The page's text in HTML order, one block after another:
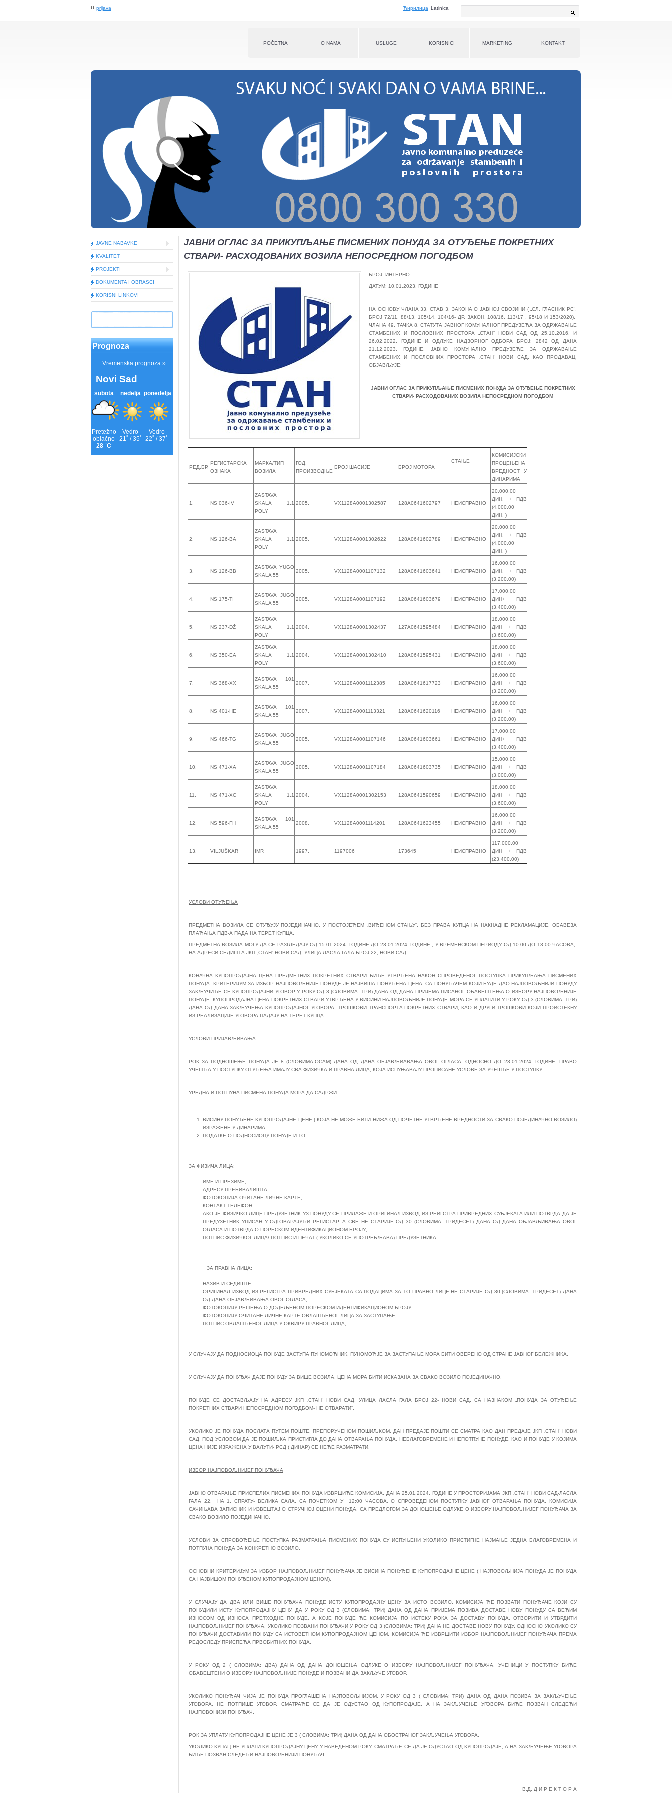
Pretraga
Ћирилица Latinica
POČETNA O NAMA USLUGE KORISNICI MARKETING KONTAKT
prijava
ЈАВНИ ОГЛАС ЗА ПРИКУПЉАЊЕ ПИСМЕНИХ ПОНУДА ЗА ОТУЂЕЊЕ ПОКРЕТНИХ
СТВАРИ- РАСХОДОВАНИХ ВОЗИЛА НЕПОСРЕДНОМ ПОГОДБОМ
БРОЈ: ИНТЕРНО
ДАТУМ: 10.01.2023. ГОДИНЕ
НА ОСНОВУ ЧЛАНА 33. СТАВ 3. ЗАКОНА О ЈАВНОЈ СВОЈИНИ ( „СЛ. ГЛАСНИК РС“,
БРОЈ 72/11, 88/13, 105/14, 104/16- ДР. ЗАКОН, 108/16, 113/17 , 95/18 И 153/2020),
ЧЛАНА 49. ТАЧКА 8. СТАТУТА ЈАВНОГ КОМУНАЛНОГ ПРЕДУЗЕЋА ЗА ОДРЖАВАЊЕ
СТАМБЕНИХ И ПОСЛОВНИХ ПРОСТОРА „СТАН“ НОВИ САД ОД 25.10.2016. И
26.02.2022. ГОДИНЕ И ОДЛУКЕ НАДЗОРНОГ ОДБОРА БРОЈ: 2842 ОД ДАНА
21.12.2023. ГОДИНЕ, ЈАВНО КОМУНАЛНО ПРЕДУЗЕЋЕ ЗА ОДРЖАВАЊЕ
СТАМБЕНИХ И ПОСЛОВНИХ ПРОСТОРА „СТАН“ НОВИ САД, КАО ПРОДАВАЦ,
ОБЈАВЉУЈЕ:
ЈАВНИ ОГЛАС ЗА ПРИКУПЉАЊЕ ПИСМЕНИХ ПОНУДА ЗА ОТУЂЕЊЕ ПОКРЕТНИХ
СТВАРИ- РАСХОДОВАНИХ ВОЗИЛА НЕПОСРЕДНОМ ПОГОДБОМ
РЕД.БР.
РЕГИСТАРСКА
ОЗНАКА
МАРКА/ТИП
ВОЗИЛА
ГОД.
ПРОИЗВОДЊЕ
БРОЈ ШАСИЈЕ БРОЈ МОТОРА
СТАЊЕ
КОМИСИЈСКИ
ПРОЦЕЊЕНА
ВРЕДНОСТ У
ДИНАРИМА
1. NS 036-IV
ZASTAVA
SKALA 1.1
POLY
2005. VX1128A0001302587 128А0641602797 НЕИСПРАВНО
20.000,00
ДИН. + ПДВ
(4.000,00
ДИН. )
2. NS 126-BA
ZASTAVA
SKALA 1.1
POLY
2005. VX1128A0001302622 128А0641602789 НЕИСПРАВНО
20.000,00
ДИН. + ПДВ
(4.000,00
ДИН. )
3. NS 126-BB
ZASTAVA YUGO
SKALA 55
2005. VX1128A0001107132 128А0641603641 НЕИСПРАВНО
16.000,00
ДИН. + ПДВ
(3.200,00)
4. NS 175-TI
ZASTAVA JUGO
SKALA 55
2005. VX1128A0001107192 128А0641603679 НЕИСПРАВНО
17.000,00
ДИН+ ПДВ
(3.400,00)
5. NS 237-DŽ
ZASTAVA
SKALA 1.1
POLY
2004. VX1128A0001302437 127А0641595484 НЕИСПРАВНО
18.000,00
ДИН + ПДВ
(3.600,00)
6. NS 350-EA
ZASTAVA
SKALA 1.1
POLY
2004. VX1128A0001302410 128А0641595431 НЕИСПРАВНО
18.000,00
ДИН + ПДВ
(3.600,00)
7. NS 368-XX
ZASTAVA 101
SKALA 55
2007. VX1128A0001112385 128А0641617723 НЕИСПРАВНО
16.000,00
ДИН + ПДВ
(3.200,00)
8. NS 401-HE
ZASTAVA 101
SKALA 55
2007. VX1128A0001113321 128А0641620116 НЕИСПРАВНО
16.000,00
ДИН + ПДВ
(3.200,00)
9. NS 466-TG
ZASTAVA JUGO
SKALA 55
2005. VX1128A0001107146 128А0641603661 НЕИСПРАВНО
17.000,00
ДИН+ ПДВ
(3.400,00)
10. NS 471-XA
ZASTAVA JUGO
SKALA 55
2005. VX1128A0001107184 128А0641603735 НЕИСПРАВНО
15.000,00
ДИН + ПДВ
(3.000,00)
11. NS 471-XC
ZASTAVA
SKALA 1.1
POLY
2004. VX1128A0001302153 128А0641590659 НЕИСПРАВНО
18.000,00
ДИН + ПДВ
(3.600,00)
12. NS 596-FH
ZASTAVA 101
SKALA 55
2008. VX1128A0001114201 128А0641623455 НЕИСПРАВНО
16.000,00
ДИН + ПДВ
(3.200,00)
13. VILJUŠKAR IMR 1997. 1197006 173645 НЕИСПРАВНО
117.000,00
ДИН + ПДВ
(23.400,00)
УСЛОВИ ОТУЂЕЊА
ПРЕДМЕТНА ВОЗИЛА СЕ ОТУЂУЈУ ПОЈЕДИНАЧНО, У ПОСТОЈЕЋЕМ „ВИЂЕНОМ СТАЊУ“, БЕЗ ПРАВА КУПЦА НА НАКНАДНЕ РЕКЛАМАЦИЈЕ. ОБАВЕЗА
ПЛАЋАЊА ПДВ-А ПАДА НА ТЕРЕТ КУПЦА.
ПРЕДМЕТНА ВОЗИЛА МОГУ ДА СЕ РАЗГЛЕДАЈУ ОД 15.01.2024. ГОДИНЕ ДО 23.01.2024. ГОДИНЕ , У ВРЕМЕНСКОМ ПЕРИОДУ ОД 10:00 ДО 13:00 ЧАСОВА,
НА АДРЕСИ СЕДИШТА ЈКП „СТАН“ НОВИ САД, УЛИЦА ЛАСЛА ГАЛА БРОЈ 22, НОВИ САД.
КОНАЧНА КУПОПРОДАЈНА ЦЕНА ПРЕДМЕТНИХ ПОКРЕТНИХ СТВАРИ БИЋЕ УТВРЂЕНА НАКОН СПРОВЕДЕНОГ ПОСТУПКА ПРИКУПЉАЊА ПИСМЕНИХ
ПОНУДА. КРИТЕРИЈУМ ЗА ИЗБОР НАЈПОВОЉНИЈЕ ПОНУДЕ ЈЕ НАЈВИША ПОНУЂЕНА ЦЕНА. СА ПОНУЂАЧЕМ КОЈИ БУДЕ ДАО НАЈПОВОЉНИЈИ ПОНУДУ
ЗАКЉУЧИЋЕ СЕ КУПОПРОДАЈНИ УГОВОР У РОКУ ОД 3 (СЛОВИМА: ТРИ) ДАНА ОД ДАНА ПРИЈЕМА ПИСАНОГ ОБАВЕШТЕЊА О ИЗБОРУ НАЈПОВОЉНИЈЕ
ПОНУДЕ. КУПОПРОДАЈНА ЦЕНА ПОКРЕТНИХ СТВАРИ УТВРЂЕНА У ВИСИНИ НАЈПОВОЉНИЈЕ ПОНУДЕ МОРА СЕ УПЛАТИТИ У РОКУ ОД 3 (СЛОВИМА: ТРИ)
ДАНА ОД ДАНА ЗАКЉУЧЕЊА КУПОПРОДАЈНОГ УГОВОРА. ТРОШКОВИ ТРАНСПОРТА ПОКРЕТНИХ СТВАРИ, КАО И ДРУГИ ТРОШКОВИ КОЈИ ПРОИСТЕКНУ
ИЗ РЕАЛИЗАЦИЈЕ УГОВОРА ПАДАЈУ НА ТЕРЕТ КУПЦА.
УСЛОВИ ПРИЈАВЉИВАЊА
РОК ЗА ПОДНОШЕЊЕ ПОНУДА ЈЕ 8 (СЛОВИМА:ОСАМ) ДАНА ОД ДАНА ОБЈАВЉИАВАЊА ОВОГ ОГЛАСА, ОДНОСНО ДО 23.01.2024. ГОДИНЕ. ПРАВО
УЧЕШЋА У ПОСТУПКУ ОТУЂЕЊА ИМАЈУ СВА ФИЗИЧКА И ПРАВНА ЛИЦА, КОЈА ИСПУЊАВАЈУ ПРОПИСАНЕ УСЛОВЕ ЗА УЧЕШЋЕ У ПОСТУПКУ.
УРЕДНА И ПОТПУНА ПИСМЕНА ПОНУДА МОРА ДА САДРЖИ:
ВИСИНУ ПОНУЂЕНЕ КУПОПРОДАЈНЕ ЦЕНЕ ( КОЈА НЕ МОЖЕ БИТИ НИЖА ОД ПОЧЕТНЕ УТВРЂЕНЕ ВРЕДНОСТИ ЗА СВАКО ПОЈЕДИНАЧНО ВОЗИЛО)
ИЗРАЖЕНЕ У ДИНАРИМА;
ПОДАТКЕ О ПОДНОСИОЦУ ПОНУДЕ И ТО:
ЗА ФИЗИЧА ЛИЦА:
ИМЕ И ПРЕЗИМЕ;
АДРЕСУ ПРЕБИВАЛИШТА;
ФОТОКОПИЈА ОЧИТАНЕ ЛИЧНЕ КАРТЕ;
КОНТАКТ ТЕЛЕФОН;
АКО ЈЕ ФИЗИЧКО ЛИЦЕ ПРЕДУЗЕТНИК УЗ ПОНУДУ СЕ ПРИЛАЖЕ И ОРИГИНАЛ ИЗВОД ИЗ РЕИГСТРА ПРИВРЕДНИХ СУБЈЕКАТА ИЛИ ПОТВРДА ДА ЈЕ
ПРЕДУЗЕТНИК УПИСАН У ОДГОВАРАЈУЋИ РЕГИСТАР, А СВЕ НЕ СТАРИЈЕ ОД 30 (СЛОВИМА: ТРИДЕСЕТ) ДАНА ОД ДАНА ОБЈАВЉИВАЊА ОВОГ
ОГЛАСА И ПОТВРДА О ПОРЕСКОМ ИДЕНТИФИКАЦИОНОМ БРОЈУ;
ПОТПИС ФИЗИЧКОГ ЛИЦА/ ПОТПИС И ПЕЧАТ ( УКОЛИКО СЕ УПОТРЕБЉАВА) ПРЕДУЗЕТНИКА;
ЗА ПРАВНА ЛИЦА:
НАЗИВ И СЕДИШТЕ;
ОРИГИНАЛ ИЗВОД ИЗ РЕГИСТРА ПРИВРЕДНИХ СУБЈЕКАТА СА ПОДАЦИМА ЗА ТО ПРАВНО ЛИЦЕ НЕ СТАРИЈЕ ОД 30 (СЛОВИМА: ТРИДЕСЕТ) ДАНА
ОД ДАНА ОБЈАВЉИВАЊА ОВОГ ОГЛАСА;
ФОТОКОПИЈУ РЕШЕЊА О ДОДЕЉЕНОМ ПОРЕСКОМ ИДЕНТИФИКАЦИОНОМ БРОЈУ;
ФОТОКОПИЈУ ОЧИТАНЕ ЛИЧНЕ КАРТЕ ОВЛАШЋЕНОГ ЛИЦА ЗА ЗАСТУПАЊЕ;
ПОТПИС ОВЛАШЋЕНОГ ЛИЦА У ОКВИРУ ПРАВНОГ ЛИЦА;
У СЛУЧАЈУ ДА ПОДНОСИОЦА ПОНУДЕ ЗАСТУПА ПУНОМОЋНИК, ПУНОМОЋЈЕ ЗА ЗАСТУПАЊЕ МОРА БИТИ ОВЕРЕНО ОД СТРАНЕ ЈАВНОГ БЕЛЕЖНИКА.
У СЛУЧАЈУ ДА ПОНУЂАЧ ДАЈЕ ПОНУДУ ЗА ВИШЕ ВОЗИЛА, ЦЕНА МОРА БИТИ ИСКАЗАНА ЗА СВАКО ВОЗИЛО ПОЈЕДИНАЧНО.
ПОНУДЕ СЕ ДОСТАВЉАЈУ НА АДРЕСУ ЈКП „СТАН“ НОВИ САД, УЛИЦА ЛАСЛА ГАЛА БРОЈ 22- НОВИ САД, СА НАЗНАКОМ „ПОНУДА ЗА ОТУЂЕЊЕ
ПОКРЕТНИХ СТВАРИ НЕПОСРЕДНОМ ПОГОДБОМ- НЕ ОТВАРАТИ“.
УКОЛИКО ЈЕ ПОНУДА ПОСЛАТА ПУТЕМ ПОШТЕ, ПРЕПОРУЧЕНОМ ПОШИЉКОМ, ДАН ПРЕДАЈЕ ПОШТИ СЕ СМАТРА КАО ДАН ПРЕДАЈЕ ЈКП „СТАН“ НОВИ
САД, ПОД УСЛОВОМ ДА ЈЕ ПОШИЉКА ПРИСТИГЛА ДО ДАНА ОТВАРАЊА ПОНУДА. НЕБЛАГОВРЕМЕНЕ И НЕПОТПУНЕ ПОНУДЕ, КАО И ПОНУДЕ У КОЈИМА
ЦЕНА НИЈЕ ИЗРАЖЕНА У ВАЛУТИ- РСД ( ДИНАР) СЕ НЕЋЕ РАЗМАТРАТИ.
ИЗБОР НАЈПОВОЉНИЈЕГ ПОНУЂАЧА
ЈАВНО ОТВАРАЊЕ ПРИСПЕЛИХ ПИСМЕНИХ ПОНУДА ИЗВРШИЋЕ КОМИСИЈА, ДАНА 25.01.2024. ГОДИНЕ У ПРОСТОРИЈАМА ЈКП „СТАН“ НОВИ САД-ЛАСЛА
ГАЛА 22, НА 1. СПРАТУ- ВЕЛИКА САЛА, СА ПОЧЕТКОМ У 12:00 ЧАСОВА. О СПРОВЕДЕНОМ ПОСТУПКУ ЈАВНОГ ОТВАРАЊА ПОНУДА, КОМИСИЈА
САЧИЊАВА ЗАПИСНИК И ИЗВЕШТАЈ О СТРУЧНОЈ ОЦЕНИ ПОНУДА, СА ПРЕДЛОГОМ ЗА ДОНОШЕЊЕ ОДЛУКЕ О ИЗБОРУ НАЈПОВОЉНИЈЕГ ПОНУЂАЧА ЗА
СВАКО ВОЗИЛО ПОЈЕДИНАЧНО.
УСЛОВИ ЗА СПРОВОЂЕЊЕ ПОСТУПКА РАЗМАТРАЊА ПИСМЕНИХ ПОНУДА СУ ИСПУЊЕНИ УКОЛИКО ПРИСТИГНЕ НАЈМАЊЕ ЈЕДНА БЛАГОВРЕМЕНА И
ПОТПУНА ПОНУДА ЗА КОНКРЕТНО ВОЗИЛО.
ОСНОВНИ КРИТЕРИЈУМ ЗА ИЗБОР НАЈПОВОЉНИЈЕГ ПОНУЂАЧА ЈЕ ВИСИНА ПОНУЂЕНЕ КУПОПРОДАЈНЕ ЦЕНЕ ( НАЈПОВОЉНИЈА ПОНУДА ЈЕ ПОНУДА
СА НАЈВИШОМ ПОНУЂЕНОМ КУПОПРОДАЈНОМ ЦЕНОМ).
У СЛУЧАЈУ ДА ДВА ИЛИ ВИШЕ ПОНУЂАЧА ПОНУДЕ ИСТУ КУПОПРОДАЈНУ ЦЕНУ ЗА ИСТО ВОЗИЛО, КОМИСИЈА ЋЕ ПОЗВАТИ ПОНУЂАЧЕ КОЈИ СУ
ПОНУДИЛИ ИСТУ КУПОПРОДАЈНУ ЦЕНУ, ДА У РОКУ ОД 3 (СЛОВИМА: ТРИ) ДАНА ОД ДАНА ПРИЈЕМА ПОЗИВА ДОСТАВЕ НОВУ ПОНУДУ СА ВЕЋИМ
ИЗНОСОМ ОД ИЗНОСА ПРЕТХОДНЕ ПОНУДЕ, А КОЈЕ ПОНУДЕ ЋЕ КОМИСИЈА ПО ИСТЕКУ РОКА ЗА ДОСТАВУ ПОНУДА, ОТВОРИТИ И УТВРДИТИ
НАЈПОВОЉНИЈЕГ ПОНУЂАЧА. УКОЛИКО ПОЗВАНИ ПОНУЂАЧИ У РОКУ ОД 3 (СЛОВИМА: ТРИ) ДАНА НЕ ДОСТАВЕ НОВУ ПОНУДУ, ОДНОСНО УКОЛИКО СУ
ПОНУЂАЧИ ДОСТАВИЛИ ПОНУДУ СА ИСТОВЕТНОМ КУПОПРОДАЈНОМ ЦЕНОМ, КОМИСИЈА ЋЕ ИЗВРШИТИ ИЗБОР НАЈПОВОЉНИЈЕГ ПОНУЂАЧА ПРЕМА
РЕДОСЛЕДУ ПРИСПЕЋА ПРВОБИТНИХ ПОНУДА.
У РОКУ ОД 2 ( СЛОВИМА: ДВА) ДАНА ОД ДАНА ДОНОШЕЊА ОДЛУКЕ О ИЗБОРУ НАЈПОВОЉНИЈЕГ ПОНУЂАЧА, УЧЕНИЦИ У ПОСТУПКУ БИЋЕ
ОБАВЕШТЕНИ О ИЗБОРУ НАЈПОВОЉНИЈЕ ПОНУДЕ И ПОЗВАНИ ДА ЗАКЉУЧЕ УГОВОР.
УКОЛИКО ПОНУЂАЧ ЧИЈА ЈЕ ПОНУДА ПРОГЛАШЕНА НАЈПОВОЉНИЈОМ, У РОКУ ОД 3 ( СЛОВИМА: ТРИ) ДАНА ОД ДАНА ПОЗИВА ЗА ЗАКЉУЧЕЊЕ
УГОВОРА, НЕ ПОТПИШЕ УГОВОР, СМАТРАЋЕ СЕ ДА ЈЕ ОДУСТАО ОД КУПОПРОДАЈЕ, А НА ЗАКЉУЧЕЊЕ УГОВОРА БИЋЕ ПОЗВАН СЛЕДЕЋИ
НАЈПОВОНИЈИ ПОНУЂАЧ.
РОК ЗА УПЛАТУ КУПОПРОДАЈНЕ ЦЕНЕ ЈЕ 3 ( СЛОВИМА: ТРИ) ДАНА ОД ДАНА ОБОСТРАНОГ ЗАКЉУЧЕЊА УГОВОРА.
УКОЛИКО КУПАЦ НЕ УПЛАТИ КУПОПРОДАЈНУ ЦЕНУ У НАВЕДЕНОМ РОКУ, СМАТРАЋЕ СЕ ДА ЈЕ ОДУСТАО ОД КУПОПРОДАЈЕ, А НА ЗАКЉУЧЕЊЕ УГОВОРА
БИЋЕ ПОЗВАН СЛЕДЕЋИ НАЈПОВОЉНИЈИ ПОНУЂАЧ.
В.Д. Д И Р Е К Т О Р А
JAVNE NABAVKE
KVALITET
PROJEKTI
DOKUMENTA I OBRASCI
KORISNI LINKOVI
Prognoza